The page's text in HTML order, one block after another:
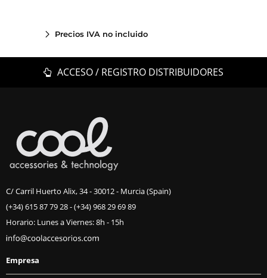
Precios IVA no incluido
ACCESO / REGISTRO DISTRIBUIDORES
C/ Carril Huerto Alix, 34 - 30012 - Murcia (Spain)
(+34) 615 87 79 28-(+34) 968 29 69 89
Horario: Lunes a Viernes: 8h - 15h
Empresa